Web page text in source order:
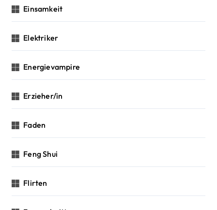
Einsamkeit
Elektriker
Energievampire
Erzieher/in
Faden
Feng Shui
Flirten